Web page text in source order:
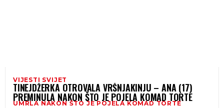
VIJESTI SVIJET
TINEJDŽERKA OTROVALA VRŠNJAKINJU – ANA (17)
PREMINULA NAKON ŠTO JE POJELA KOMAD TORTE
UMRLA NAKON ŠTO JE POJELA KOMAD TORTE